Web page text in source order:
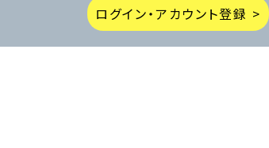
ログイン・アカウント登録 >